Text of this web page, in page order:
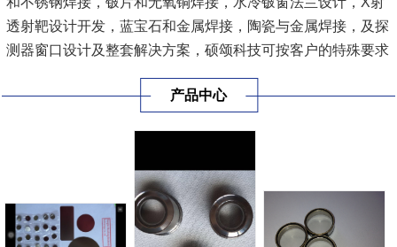
透射靶设计开发，蓝宝石和金属焊接，陶瓷与金属焊接，及探
测器窗口设计及整套解决方案，硕颂科技可按客户的特殊要求
探测事业，分析测试仪器，医疗设备，工业探测设备等领域提
产品中心